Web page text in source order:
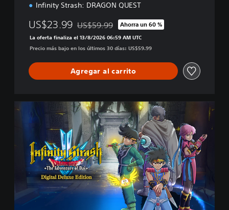
Infinity Strash: DRAGON QUEST
US$23.99 Rebajado del precio original de US$59.99
US$59.99 Ahorra un 60 %
La oferta finaliza el 13/8/2026 06:59 AM UTC
Precio más bajo en los últimos 30 días: US$59.99
Agregar al carrito
t
u